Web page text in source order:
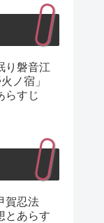
り磐音江
ノ宿」
らすじ
賀忍法
とあらす